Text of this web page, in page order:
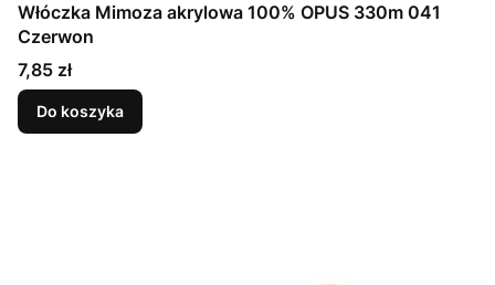
Włóczka Mimoza akrylowa 100% OPUS 330m 041
Czerwon
Cena
7,85 zł
Do koszyka